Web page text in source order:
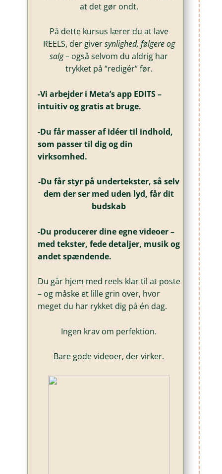
at det gør ondt.
På dette kursus lærer du at lave
REELS, der giversynlighed, følgere og
salg– også selvom du aldrig har
trykket på “redigér” før.
-Vi arbejder i Meta’s app EDITS –
intuitiv og gratis at bruge.
-Du får masser af idéer til indhold,
som passer til dig og din
virksomhed.
-Du får styr på undertekster, så selv
dem der ser med uden lyd, får dit
budskab
-Du producerer dine egne videoer –
med tekster, fede detaljer, musik og
andet spændende.
Du går hjem med reels klar til at poste
– og måske et lille grin over, hvor
meget du har rykket dig på én dag.
Ingen krav om perfektion.
Bare gode videoer, der virker.